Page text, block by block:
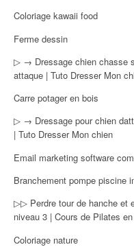
Coloriage kawaii food
Ferme dessin
▷ → Dressage chien chasse
attaque | Tuto Dresser Mon
Carre potager en bois
▷ → Dressage pour chien
| Tuto Dresser Mon chien
Email marketing software
Branchement pompe piscine
▷▷ Perdre tour de hanche et
niveau 3 | Cours de Pilates
Coloriage nature